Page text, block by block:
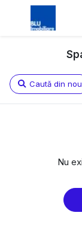
Caută din nou
Nu